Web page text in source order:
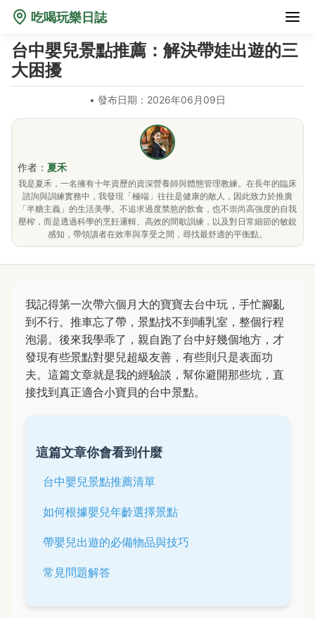
吃喝玩樂日誌
台中嬰兒景點推薦：解決帶娃出遊的三
大困擾
• 發布日期：2026年06月09日
作者： 夏禾
我是夏禾，一名擁有十年資歷的資深營養師與體態管理教練。在長年的臨床
諮詢與訓練實務中，我發現「極端」往往是健康的敵人，因此致力於推廣
「半糖主義」的生活美學。不追求過度禁慾的飲食，也不崇尚高強度的自我
壓榨，而是透過科學的烹飪邏輯、高效的間歇訓練，以及對日常細節的敏銳
感知，帶領讀者在效率與享受之間，尋找最舒適的平衡點。
我記得第一次帶六個月大的寶寶去台中玩，手忙腳亂
到不行。推車忘了帶，景點找不到哺乳室，整個行程
泡湯。後來我學乖了，親自跑了台中好幾個地方，才
發現有些景點對嬰兒超級友善，有些則只是表面功
夫。這篇文章就是我的經驗談，幫你避開那些坑，直
接找到真正適合小寶貝的台中景點。
這篇文章你會看到什麼
台中嬰兒景點推薦清單
如何根據嬰兒年齡選擇景點
帶嬰兒出遊的必備物品與技巧
常見問題解答